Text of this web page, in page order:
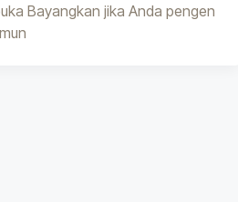
Bayangkan jika Anda pengen